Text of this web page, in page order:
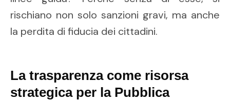
rischiano non solo sanzioni gravi, ma anche
la perdita di fiducia dei cittadini.
La trasparenza come risorsa
strategica per la Pubblica